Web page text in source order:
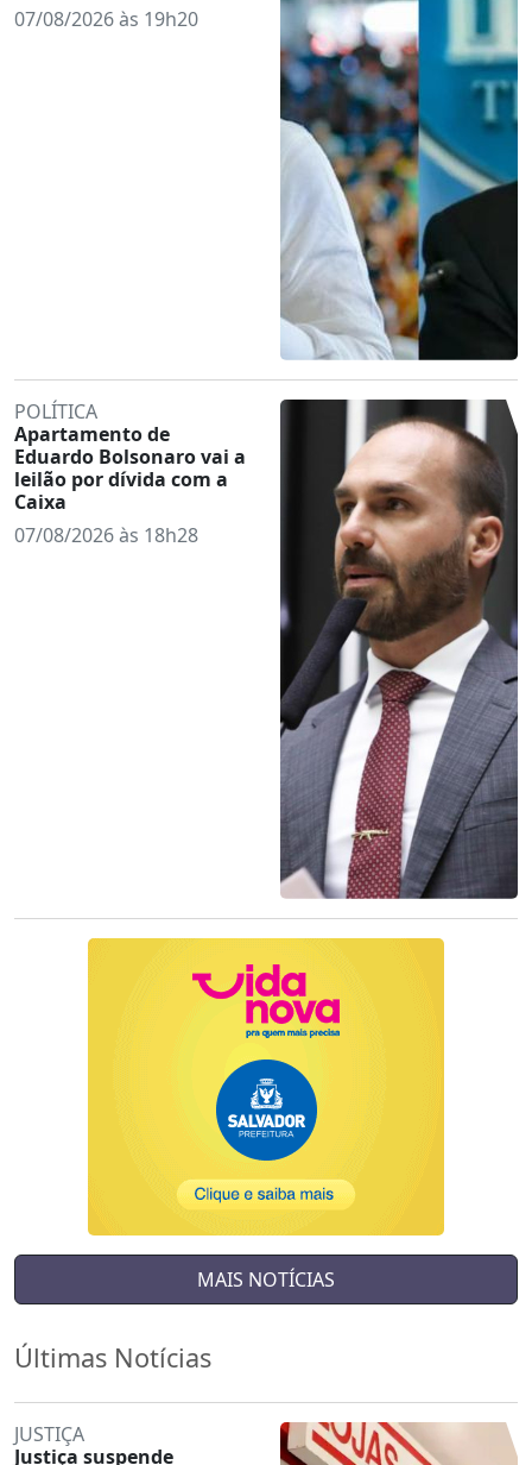
07/08/2026 às 19h20
POLÍTICA
Apartamento de
Eduardo Bolsonaro vai a
leilão por dívida com a
Caixa
07/08/2026 às 18h28
MAIS NOTÍCIAS
Últimas Notícias
JUSTIÇA
Justiça suspende